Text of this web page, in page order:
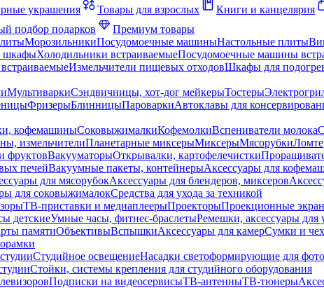
украшения Товары для взрослых Книги и канцелярия
подбор подарков
Премиум товары
МорозильникиПосудомоечные машиныНастольные плиты
шкафыХолодильники встраиваемыеПосудомоечные машины
Измельчители пищевых отходовШкафы для
МультиваркиСэндвичницы, хот-дог мейкерыТостеры
ФризерыБлинницыПароваркиАвтоклавы для
кофемашиныСоковыжималкиКофемолкиВспениватели молока
измельчителиПланетарные миксерыМиксерыМясорубки
фруктовВакууматорыОткрывалки, картофелечистки
печейВакуумные пакеты, контейнерыАксессуары для
для мясорубокАксессуары для блендеров, миксеров
для соковыжималокСредства для ухода за техникой
ТВ-приставки и медиаплеерыПроекторыПроекционные
детскиеУмные часы, фитнес-браслетыРемешки, аксессуары для
памятиОбъективыВспышкиАксессуары для камерСумки и
Студийное освещениеНасадки светоформирующие для
Стойки, системы крепления для студийного оборудования
Подписки на видеосервисыТВ-антенныТВ-тюнеры